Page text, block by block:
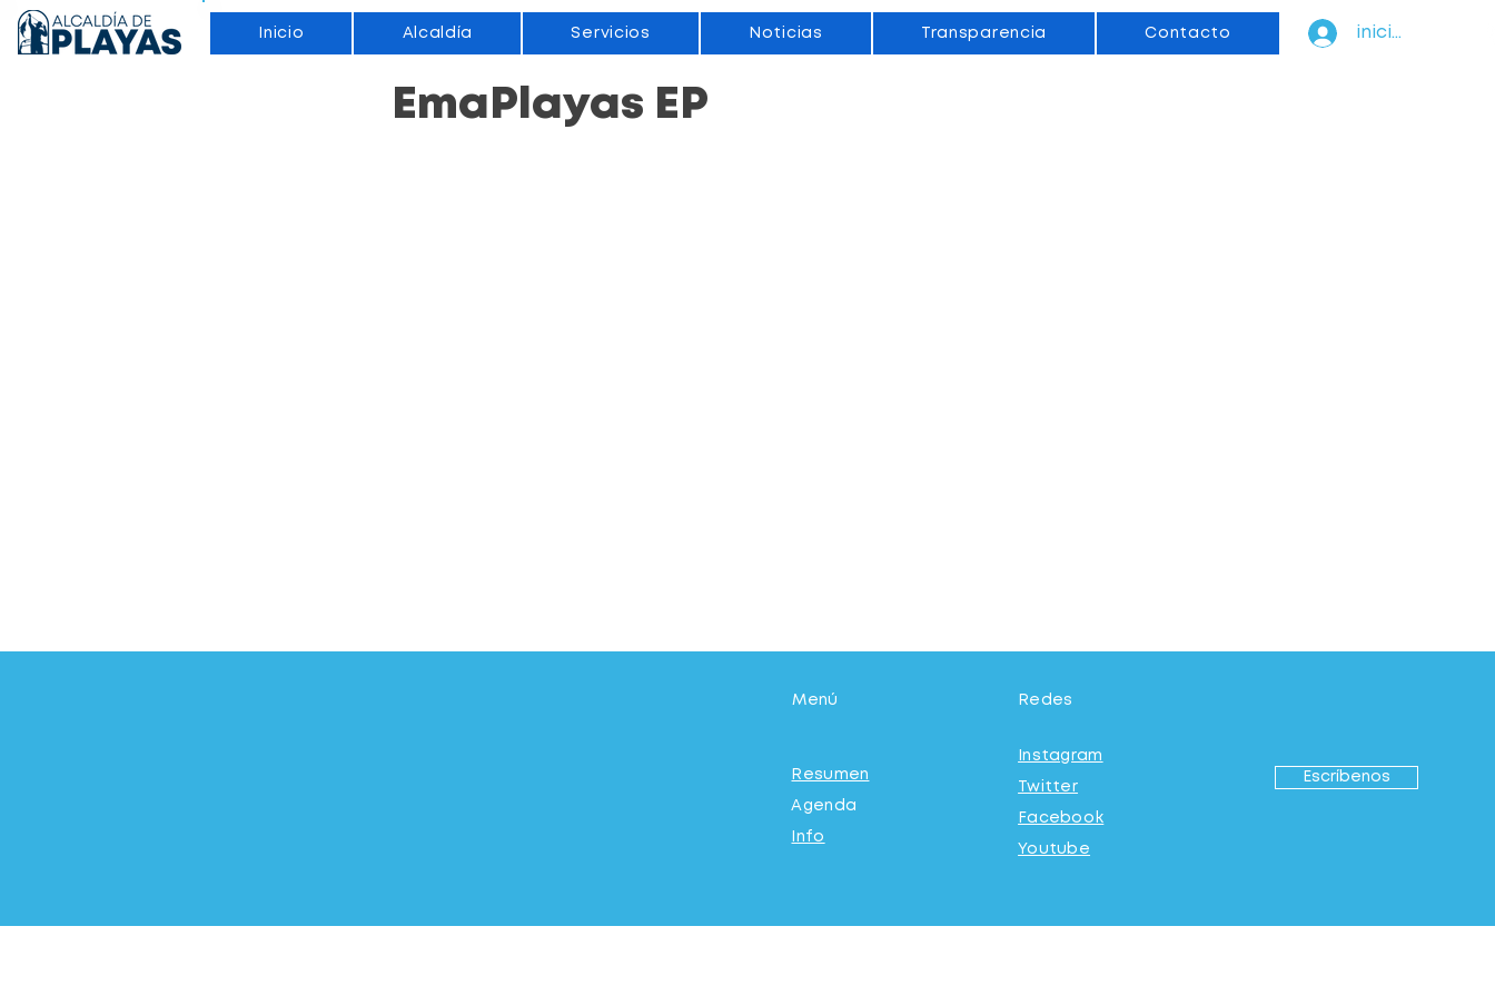
iniciar sesión
Inicio Alcaldía Servicios Noticias Transparencia Contacto
EmaPlayas EP
Menú
Resumen
Agenda
Info
Redes
Instagram
Twitter
Facebook
Youtube
Escríbenos